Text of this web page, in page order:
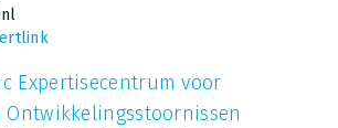
Expertisecentrum voor
Ontwikkelingsstoornissen